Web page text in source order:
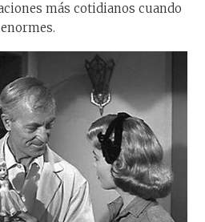
más cotidianos cuando